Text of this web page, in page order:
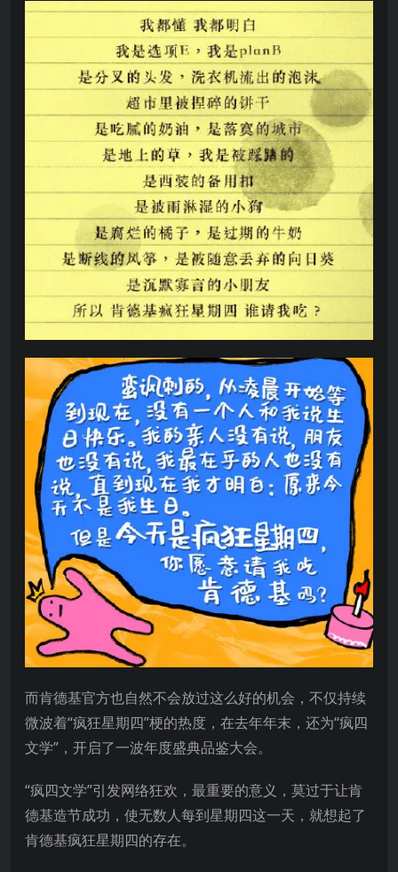
而肯德基官方也自然不会放过这么好的机会，不仅持续
微波着“疯狂星期四”梗的热度，在去年年末，还为“疯四
文学”，开启了一波年度盛典品鉴大会。
“疯四文学”引发网络狂欢，最重要的意义，莫过于让肯
德基造节成功，使无数人每到星期四这一天，就想起了
肯德基疯狂星期四的存在。